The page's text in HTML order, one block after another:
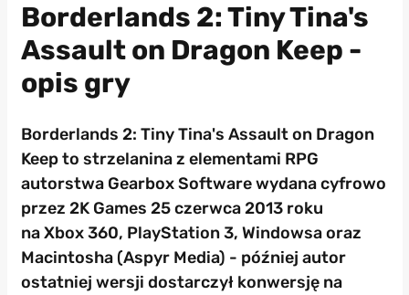
Borderlands 2: Tiny Tina's
Assault on Dragon Keep -
opis gry
Borderlands 2: Tiny Tina's Assault on Dragon
Keep to strzelanina z elementami RPG
autorstwa Gearbox Software wydana cyfrowo
przez 2K Games 25 czerwca 2013 roku
na Xbox 360, PlayStation 3, Windowsa oraz
Macintosha (Aspyr Media) - później autor
ostatniej wersji dostarczył konwersję na